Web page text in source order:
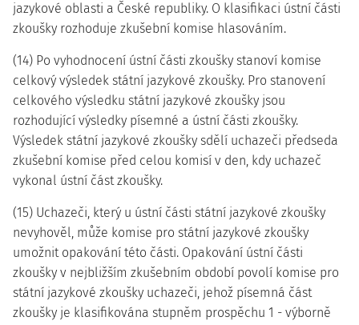
jazykové oblasti a České republiky. O klasifikaci ústní části
zkoušky rozhoduje zkušební komise hlasováním.
(14) Po vyhodnocení ústní části zkoušky stanoví komise
celkový výsledek státní jazykové zkoušky. Pro stanovení
celkového výsledku státní jazykové zkoušky jsou
rozhodující výsledky písemné a ústní části zkoušky.
Výsledek státní jazykové zkoušky sdělí uchazeči předseda
zkušební komise před celou komisí v den, kdy uchazeč
vykonal ústní část zkoušky.
(15) Uchazeči, který u ústní části státní jazykové zkoušky
nevyhověl, může komise pro státní jazykové zkoušky
umožnit opakování této části. Opakování ústní části
zkoušky v nejbližším zkušebním období povolí komise pro
státní jazykové zkoušky uchazeči, jehož písemná část
zkoušky je klasifikována stupněm prospěchu 1 - výborně